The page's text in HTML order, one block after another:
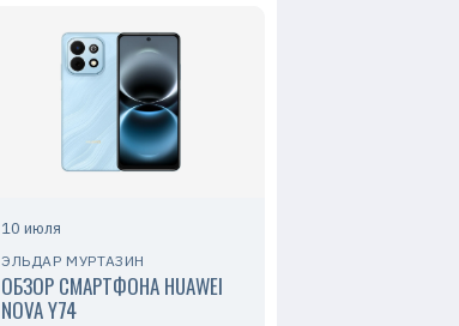
10 июля
ЭЛЬДАР МУРТАЗИН
ОБЗОР СМАРТФОНА HUAWEI
NOVA Y74